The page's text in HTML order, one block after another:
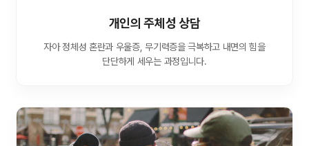
개인의 주체성 상담
자아 정체성 혼란과 우울증, 무기력증을 극복하고 내면의 힘을
단단하게 세우는 과정입니다.